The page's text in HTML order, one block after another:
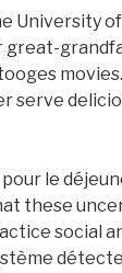
University
great-
serve
le
these
social